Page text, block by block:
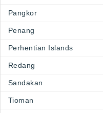
Pangkor
Penang
Perhentian Islands
Redang
Sandakan
Tioman